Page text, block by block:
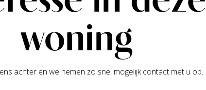
woning
achter en we nemen zo snel mogelijk contact met u op.